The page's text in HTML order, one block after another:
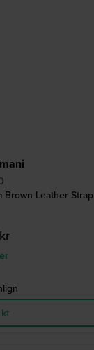
Brown Leather Strap